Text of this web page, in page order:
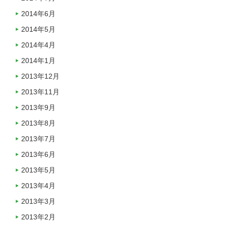
2014年6月
2014年5月
2014年4月
2014年1月
2013年12月
2013年11月
2013年9月
2013年8月
2013年7月
2013年6月
2013年5月
2013年4月
2013年3月
2013年2月